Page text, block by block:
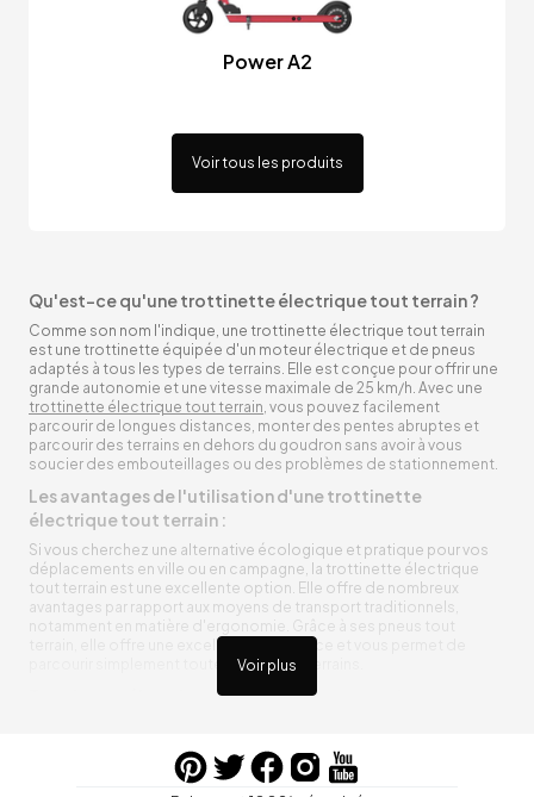
Power A2
Voir tous les produits
Voir plus
Qu'est-ce qu'une trottinette électrique tout terrain ?
Comme son nom l'indique, une trottinette électrique tout terrain
est une trottinette équipée d'un moteur électrique et de pneus
adaptés à tous les types de terrains. Elle est conçue pour offrir une
grande autonomie et une vitesse maximale de 25 km/h. Avec une
trottinette électrique tout terrain, vous pouvez facilement
parcourir de longues distances, monter des pentes abruptes et
parcourir des terrains en dehors du goudron sans avoir à vous
soucier des embouteillages ou des problèmes de stationnement.
Les avantages de l'utilisation d'une trottinette
électrique tout terrain :
Si vous cherchez une alternative écologique et pratique pour vos
déplacements en ville ou en campagne, la trottinette électrique
tout terrain est une excellente option. Elle offre de nombreux
avantages par rapport aux moyens de transport traditionnels,
notamment en matière d'ergonomie. Grâce à ses pneus tout
terrain, elle offre une excellente adhérence et vous permet de
parcourir simplement toutes sortes de terrains.
Trottinette électrique tout terrain ergonomique
entre vos trajets, vous n’aurez pas à vous soucier de l’état de sa
batterie. De plus, elle est équipée de pneus résistants qui peuvent